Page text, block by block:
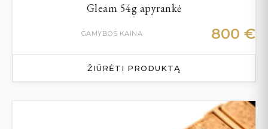
Gleam 54g apyrankė
GAMYBOS KAINA 800 €
ŽIŪRĖTI PRODUKTĄ